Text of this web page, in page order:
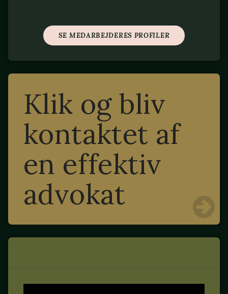
SE MEDARBEJDERES PROFILER
Klik og bliv
kontaktet af
en effektiv
advokat